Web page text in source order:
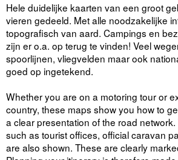
Hele duidelijke kaarten van een groot
vieren gedeeld. Met alle noodzakelijke
topografisch van aard. Campings en
zijn er o.a. op terug te vinden! Veel
spoorlijnen, vliegvelden maar ook
goed op ingetekend.
Whether you are on a motoring tour or
country, these maps show you how to
a clear presentation of the road
such as tourist offices, official caravan
are also shown. These are clearly